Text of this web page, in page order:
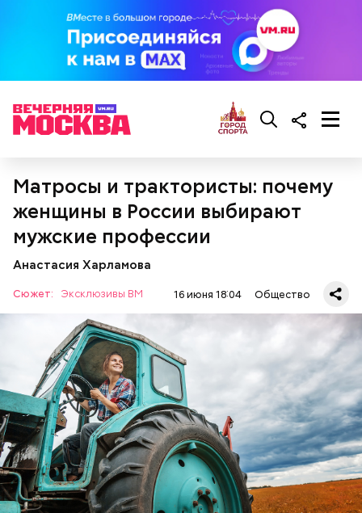
Матросы и трактористы: почему
женщины в России выбирают
мужские профессии
Анастасия Харламова
Сюжет: Эксклюзивы ВМ 16 июня 18:04 Общество
— Она должна приятно пахнуть. Если дыня не
пахнет, значит, ее созревание ускорили или
сорвали недозревшей. Она может быть мягкой, но
будет безвкусной.
Кроме того, специалист не советует покупать
дыню с вмятиной или перележавшую в магазине
долгое время: